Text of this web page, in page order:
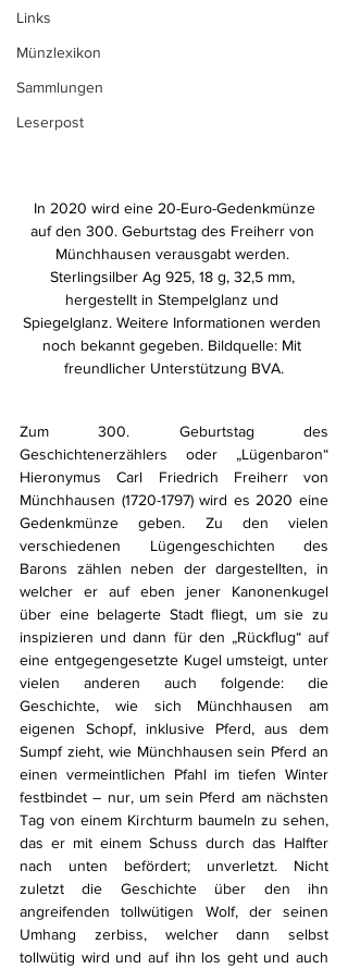
Links
Münzlexikon
Sammlungen
Leserpost
auf den 300. Geburtstag des Freiherr von
Münchhausen verausgabt werden.
Sterlingsilber Ag 925, 18 g, 32,5 mm,
hergestellt in Stempelglanz und
Spiegelglanz. Weitere Informationen werden
noch bekannt gegeben. Bildquelle: Mit
freundlicher Unterstützung BVA.
Zum 300. Geburtstag des
Geschichtenerzählers oder „Lügenbaron“
Hieronymus Carl Friedrich Freiherr von
Münchhausen (1720-1797) wird es 2020 eine
Gedenkmünze geben. Zu den vielen
verschiedenen Lügengeschichten des
Barons zählen neben der dargestellten, in
welcher er auf eben jener Kanonenkugel
über eine belagerte Stadt fliegt, um sie zu
inspizieren und dann für den „Rückflug“ auf
eine entgegengesetzte Kugel umsteigt, unter
vielen anderen auch folgende: die
Geschichte, wie sich Münchhausen am
eigenen Schopf, inklusive Pferd, aus dem
Sumpf zieht, wie Münchhausen sein Pferd an
einen vermeintlichen Pfahl im tiefen Winter
festbindet – nur, um sein Pferd am nächsten
Tag von einem Kirchturm baumeln zu sehen,
das er mit einem Schuss durch das Halfter
nach unten befördert; unverletzt. Nicht
zuletzt die Geschichte über den ihn
angreifenden tollwütigen Wolf, der seinen
Umhang zerbiss, welcher dann selbst
tollwütig wird und auf ihn los geht und auch